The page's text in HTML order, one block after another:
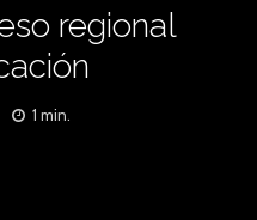
regional
1 min.